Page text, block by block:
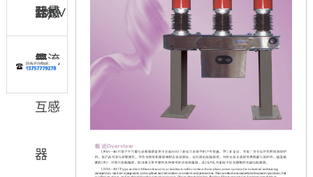
际)
器
互感
器
计量
箱
10KV
电流
互感
器